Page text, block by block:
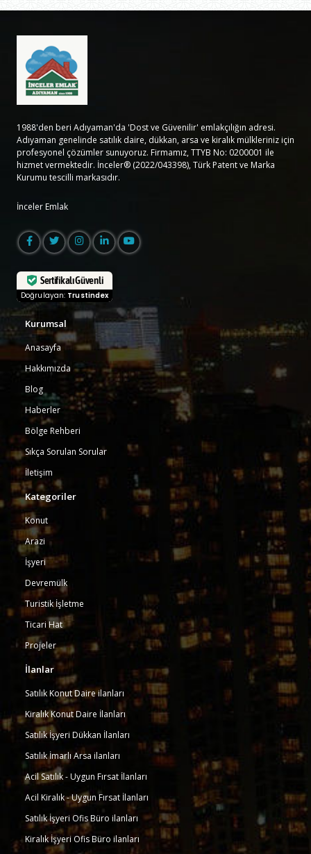
1988'den beri Adıyaman'da 'Dost ve Güvenilir' emlakçılığın adresi.
Adıyaman genelinde satılık daire, dükkan, arsa ve kiralık mülkleriniz için
profesyonel çözümler sunuyoruz. Firmamız, TTYB No: 0200001 ile
hizmet vermektedir. İnceler® (2022/043398), Türk Patent ve Marka
Kurumu tescilli markasıdır.
İnceler Emlak
Sertifikalı Güvenli
Doğrulayan: Trustindex
Kurumsal
Anasayfa
Hakkımızda
Blog
Haberler
Bölge Rehberi
Sıkça Sorulan Sorular
İletişim
Kategoriler
Konut
Arazi
İşyeri
Devremülk
Turistik İşletme
Ticari Hat
Projeler
İlanlar
Satılık Konut Daire ilanları
Kiralık Konut Daire İlanları
Satılık İşyeri Dükkan İlanları
Satılık İmarlı Arsa ilanları
Acil Satılık - Uygun Fırsat İlanları
Acil Kiralık - Uygun Fırsat İlanları
Satılık İşyeri Ofis Büro ilanları
Kiralık İşyeri Ofis Büro ilanları